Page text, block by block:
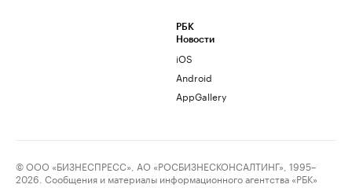
РБК
Новости
iOS
Android
AppGallery
© ООО «БИЗНЕСПРЕСС», АО «РОСБИЗНЕСКОНСАЛТИНГ», 1995–
2026. Сообщения и материалы информационного агентства «РБК»